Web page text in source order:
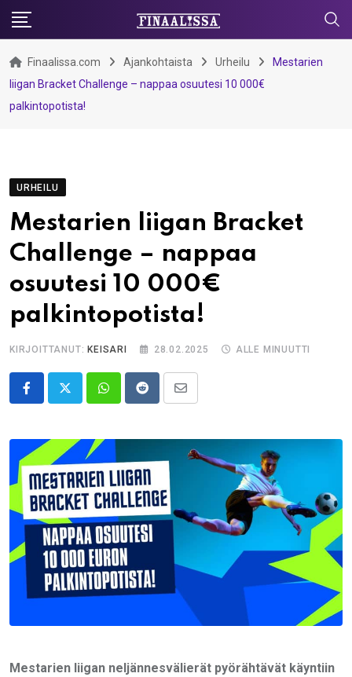
Skip
content
Finaalissa.com Ajankohtaista Urheilu
Mestarien
liigan Bracket Challenge – nappaa osuutesi 10 000€
palkintopotista!
URHEILU
Mestarien liigan Bracket
Challenge – nappaa
osuutesi 10 000€
palkintopotista!
KIRJOITTANUT: KEISARI 28.02.2025 ALLE MINUUTTI
WhatsappRedditShare
Email
Mestarien liigan neljännesvälierät pyörähtävät käyntiin